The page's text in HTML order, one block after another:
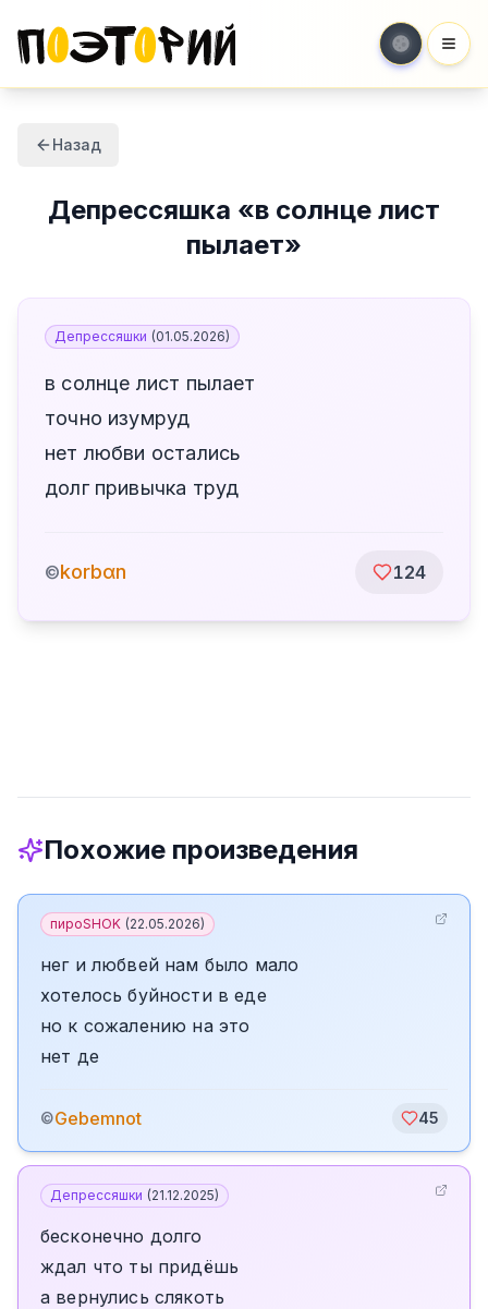
Назад
Депрессяшка «в солнце лист
пылает»
Депрессяшки (01.05.2026)
в солнце лист пылает
точно изумруд
нет любви остались
долг привычка труд
©korbαn 124
Похожие произведения
пироSHOK (22.05.2026)
нег и любвей нам было мало
хотелось буйности в еде
но к сожалению на это
нет де
©Gebemnot 45
Депрессяшки (21.12.2025)
бесконечно долго
ждал что ты придёшь
а вернулись слякоть